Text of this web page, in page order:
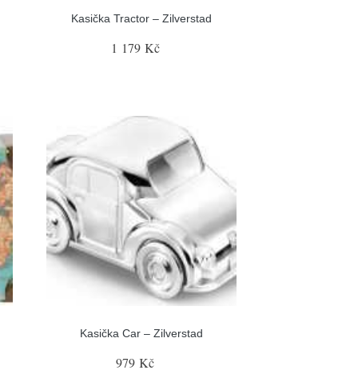
Kasička Tractor – Zilverstad
1 179 Kč
Kasička Car – Zilverstad
979 Kč